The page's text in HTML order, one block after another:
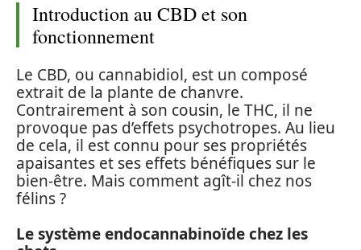
Introduction au CBD et son
fonctionnement
Le CBD, ou cannabidiol, est un composé
extrait de la plante de chanvre.
Contrairement à son cousin, le THC, il ne
provoque pas d’effets psychotropes. Au lieu
de cela, il est connu pour ses propriétés
apaisantes et ses effets bénéfiques sur le
bien-être. Mais comment agît-il chez nos
félins ?
Le système endocannabinoïde chez les